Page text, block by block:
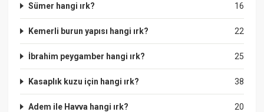
16
Sümer hangi ırk?
22
Kemerli burun yapısı hangi ırk?
25
İbrahim peygamber hangi ırk?
38
Kasaplık kuzu için hangi ırk?
20
Adem ile Havva hangi ırk?